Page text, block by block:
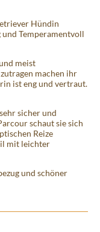
Hündin
Temperamentvoll
meist
machen ihr
ist eng und vertraut.
sicher und
schaut sie sich
Reize
mit leichter
und schöner